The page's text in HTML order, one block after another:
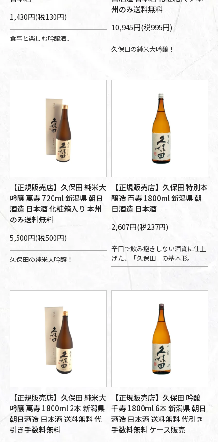
1,430円(税130円)
食事と楽しむ吟醸酒。
州のみ送料無料
10,945円(税995円)
久保田の純米大吟醸！
【正規販売店】久保田 純米大
吟醸 萬寿 720ml 新潟県 朝日
酒造 日本酒 化粧箱入り 本州
のみ送料無料
5,500円(税500円)
久保田の純米大吟醸！
【正規販売店】久保田 特別本
醸造 百寿 1800ml 新潟県 朝
日酒造 日本酒
2,607円(税237円)
辛口で飲み飽きしない酒質に仕上
げた、「久保田」の基本形。
【正規販売店】久保田 純米大
吟醸 萬寿 1800ml 2本 新潟県
朝日酒造 日本酒 送料無料 代
引き手数料無料
【正規販売店】久保田 吟醸
千寿 1800ml 6本 新潟県 朝日
酒造 日本酒 送料無料 代引き
手数料無料 ケース販売